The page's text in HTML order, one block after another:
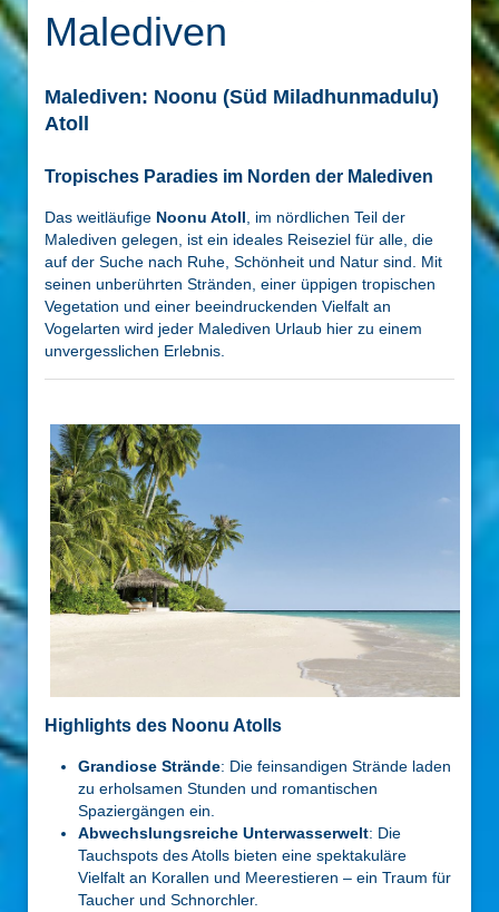
Malediven
Malediven: Noonu (Süd Miladhunmadulu)
Atoll
Tropisches Paradies im Norden der Malediven
Das weitläufige Noonu Atoll , im nördlichen Teil der
Malediven gelegen, ist ein ideales Reiseziel für alle, die
auf der Suche nach Ruhe, Schönheit und Natur sind. Mit
seinen unberührten Stränden, einer üppigen tropischen
Vegetation und einer beeindruckenden Vielfalt an
Vogelarten wird jeder Malediven Urlaub hier zu einem
unvergesslichen Erlebnis.
Highlights des Noonu Atolls
Grandiose Strände: Die feinsandigen Strände laden
zu erholsamen Stunden und romantischen
Spaziergängen ein.
Abwechslungsreiche Unterwasserwelt: Die
Tauchspots des Atolls bieten eine spektakuläre
Vielfalt an Korallen und Meerestieren – ein Traum für
Taucher und Schnorchler.